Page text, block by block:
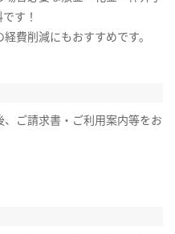
す！
費削減にもおすすめです。
、ご請求書・ご利用案内等をお